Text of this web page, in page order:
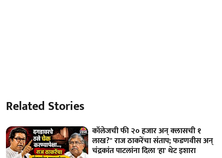
Related Stories
कॉलेजची फी २० हजार अन् क्लासची १
लाख?" राज ठाकरेंचा संताप; फडणवीस अन्
चंद्रकांत पाटलांना दिला 'हा' थेट इशारा